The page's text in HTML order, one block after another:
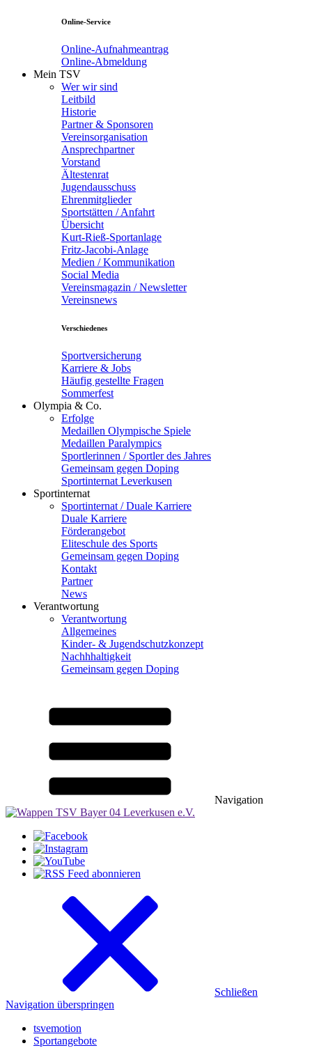
Online-Service
Online-Aufnahmeantrag
Online-Abmeldung
Mein TSV
Wer wir sind
Leitbild
Historie
Partner & Sponsoren
Vereinsorganisation
Ansprechpartner
Vorstand
Ältestenrat
Jugendausschuss
Ehrenmitglieder
Sportstätten / Anfahrt
Übersicht
Kurt-Rieß-Sportanlage
Fritz-Jacobi-Anlage
Medien / Kommunikation
Social Media
Vereinsmagazin / Newsletter
Vereinsnews
Verschiedenes
Sportversicherung
Karriere & Jobs
Häufig gestellte Fragen
Sommerfest
Olympia & Co.
Erfolge
Medaillen Olympische Spiele
Medaillen Paralympics
Sportlerinnen / Sportler des Jahres
Gemeinsam gegen Doping
Sportinternat Leverkusen
Sportinternat
Sportinternat / Duale Karriere
Duale Karriere
Förderangebot
Eliteschule des Sports
Gemeinsam gegen Doping
Kontakt
Partner
News
Verantwortung
Verantwortung
Allgemeines
Kinder- & Jugendschutzkonzept
Nachhhaltigkeit
Gemeinsam gegen Doping
Navigation
Schließen
Navigation überspringen
tsvemotion
Sportangebote